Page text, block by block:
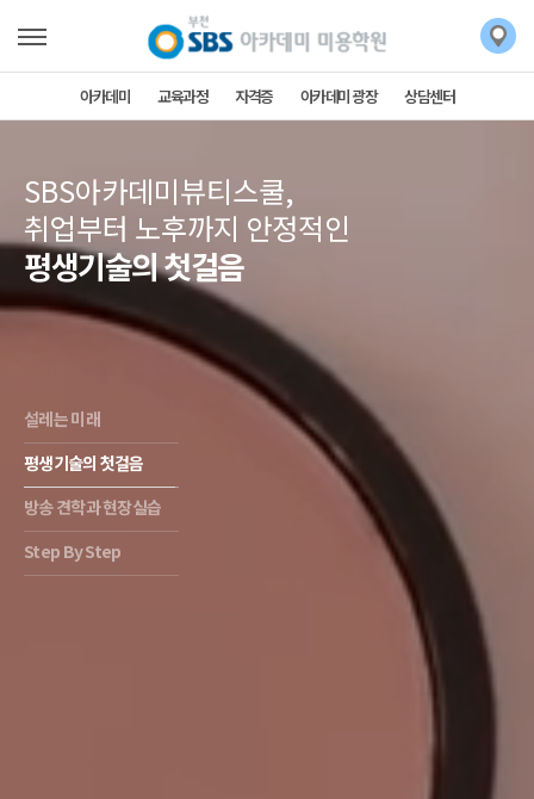
아카데미 교육과정 자격증 아카데미 광장 상담센터
SBS아카데미뷰티스쿨,
취업부터 노후까지 안정적인
평생기술의 첫걸음
설레는 미래
평생기술의 첫걸음
방송 견학과 현장실습
Step By Step